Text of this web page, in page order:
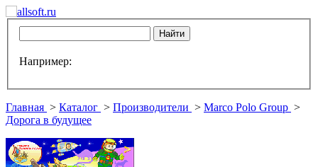
Например:
Главная > Каталог > Производители > Marco Polo Group >
Дорога в будущее